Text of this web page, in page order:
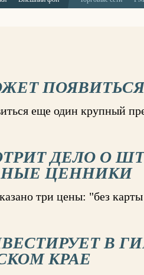
еще один крупный
ДЕЛО О
ЦЕННИКИ
три цены: "без
В
КРАЕ